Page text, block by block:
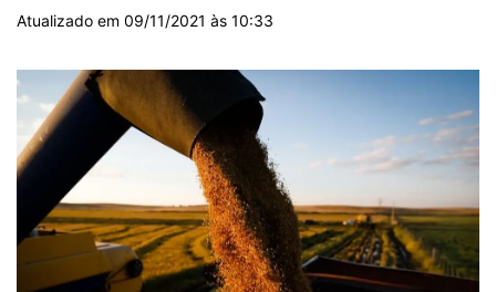
Atualizado em 09/11/2021 às 10:33